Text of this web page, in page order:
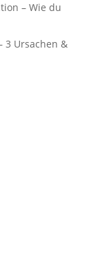
– Wie du
3 Ursachen &